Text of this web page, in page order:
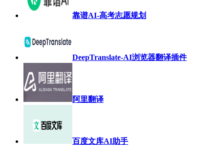
靠谱AI-高考志愿规划
DeepTranslate-AI浏览器翻译插件
阿里翻译
百度文库AI助手